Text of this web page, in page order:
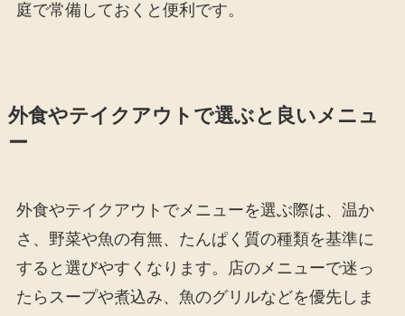
庭で常備しておくと便利です。
外食やテイクアウトで選ぶと良いメニュ
ー
外食やテイクアウトでメニューを選ぶ際は、温か
さ、野菜や魚の有無、たんぱく質の種類を基準に
すると選びやすくなります。店のメニューで迷っ
たらスープや煮込み、魚のグリルなどを優先しま